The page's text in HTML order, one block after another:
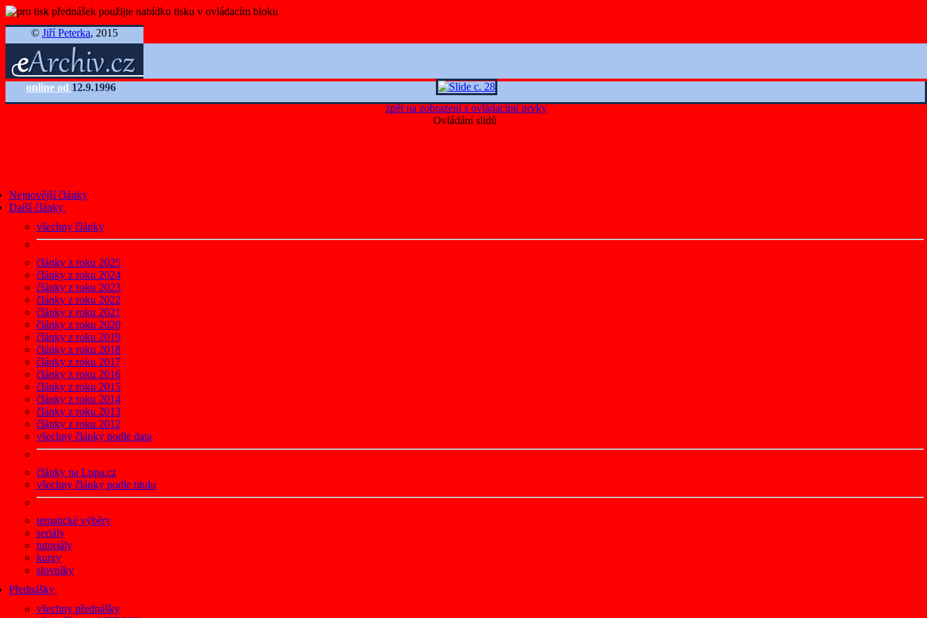
© Jiří Peterka, 2015
online od 12.9.1996
Ovládání slidů
Nejnovější články
Další články
všechny články
články z roku 2025
články z roku 2024
články z roku 2023
články z roku 2022
články z roku 2021
články z roku 2020
články z roku 2019
články z roku 2018
články z roku 2017
články z roku 2016
články z roku 2015
články z roku 2014
články z roku 2013
články z roku 2012
všechny články podle data
články na Lupa.cz
všechny články podle titulu
tematické výběry
seriály
tutoriály
kurzy
slovníky
Přednášky
všechny přednášky
zpět na zobrazení s ovládacími prvky